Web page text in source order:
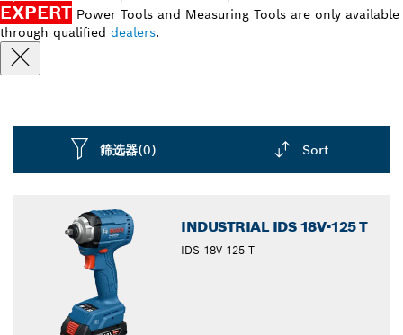
EXPERT Power Tools and Measuring Tools are only available
through qualified dealers.
筛选器(0) Sort
INDUSTRIAL IDS 18V-125 T
IDS 18V-125 T